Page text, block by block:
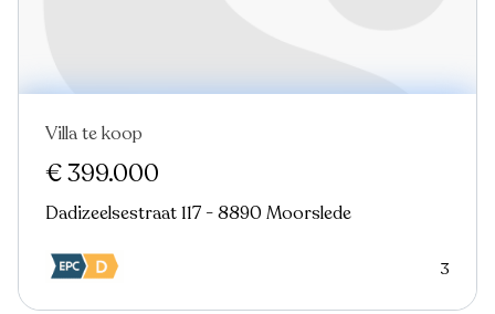
Villa te koop
€ 399.000
Dadizeelsestraat 117 - 8890 Moorslede
3